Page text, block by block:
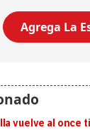
Agrega La
vuelve al